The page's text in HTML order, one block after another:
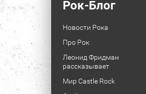
Рок-Блог
Новости Рока
Про Рок
Леонид Фридман
рассказывает
Мир Castle Rock